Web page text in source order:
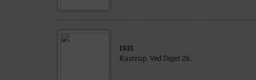
1931
Kastrup. Ved Diget 26.